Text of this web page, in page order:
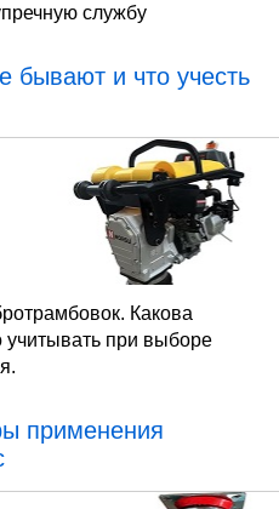
службу
бывают и что учесть
Какова
учитывать при выборе
применения